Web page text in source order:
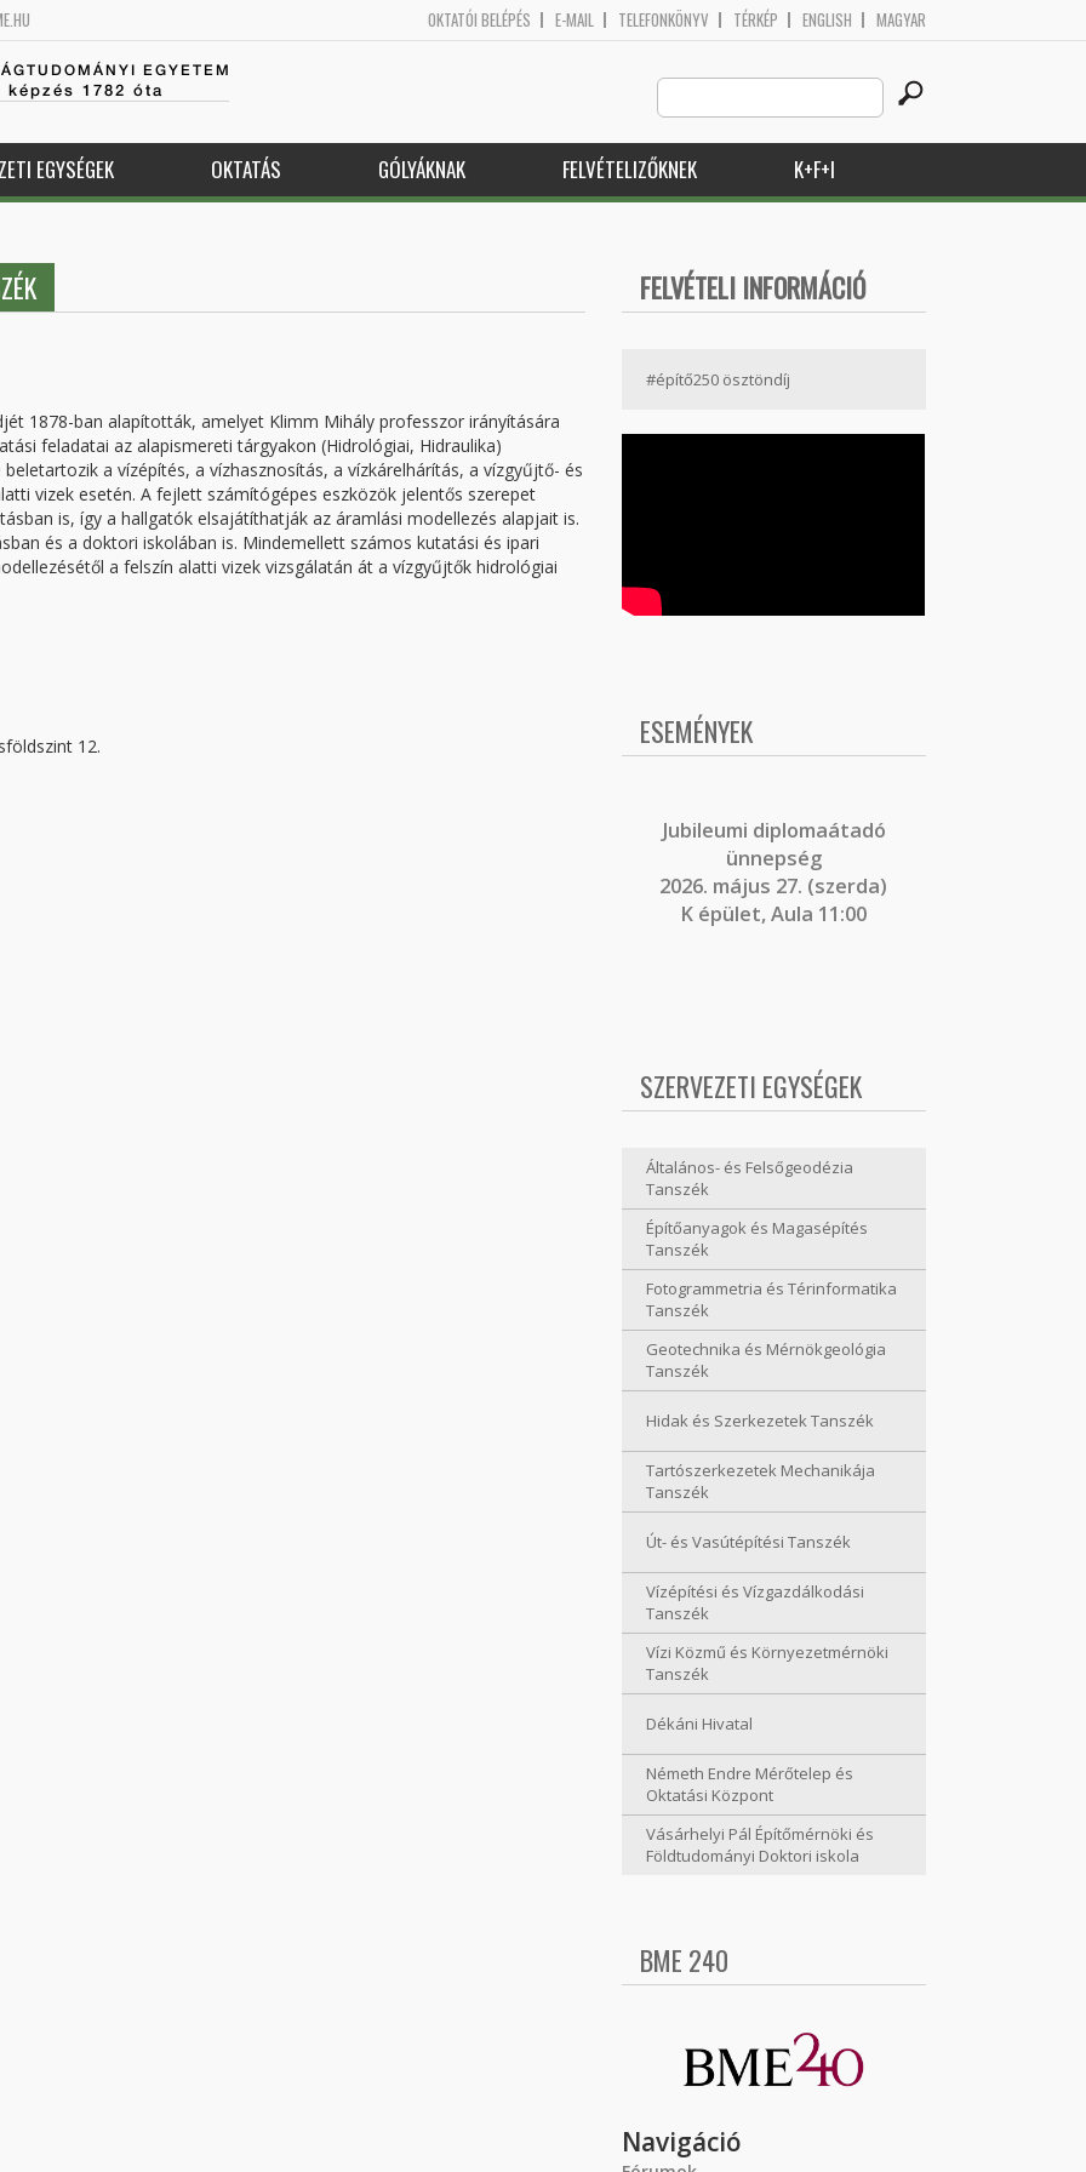
OKTATÓI BELÉPÉS E-MAIL TELEFONKÖNYV TÉRKÉP ENGLISH MAGYAR
EGYETEM
1782 óta
Search
this
site
EGYSÉGEK OKTATÁS GÓLYÁKNAK FELVÉTELIZŐKNEK K+F+I
1878-ban alapították, amelyet Klimm Mihály professzor irányítására
feladatai az alapismereti tárgyakon (Hidrológiai, Hidraulika)
a vízépítés, a vízhasznosítás, a vízkárelhárítás, a vízgyűjtő- és
vizek esetén. A fejlett számítógépes eszközök jelentős szerepet
is, így a hallgatók elsajátíthatják az áramlási modellezés alapjait is.
és a doktori iskolában is. Mindemellett számos kutatási és ipari
a felszín alatti vizek vizsgálatán át a vízgyűjtők hidrológiai
12.
FELVÉTELI INFORMÁCIÓ
#építő250 ösztöndíj
ESEMÉNYEK
Jubileumi diplomaátadó
ünnepség
2026. május 27. (szerda)
K épület, Aula 11:00
SZERVEZETI EGYSÉGEK
Általános- és Felsőgeodézia
Tanszék
Építőanyagok és Magasépítés
Tanszék
Fotogrammetria és Térinformatika
Tanszék
Geotechnika és Mérnökgeológia
Tanszék
Hidak és Szerkezetek Tanszék
Tartószerkezetek Mechanikája
Tanszék
Út- és Vasútépítési Tanszék
Vízépítési és Vízgazdálkodási
Tanszék
Vízi Közmű és Környezetmérnöki
Tanszék
Dékáni Hivatal
Németh Endre Mérőtelep és
Oktatási Központ
Vásárhelyi Pál Építőmérnöki és
Földtudományi Doktori iskola
BME 240
Navigáció